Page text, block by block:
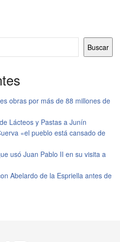
Buscar
obras por más de 88 millones de
Lácteos y Pastas a Junín
«el pueblo está cansado de
usó Juan Pablo II en su visita a
Abelardo de la Espriella antes de